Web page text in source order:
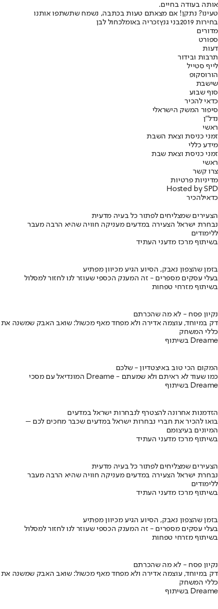
אותה בעודה בחיים.
טעינו? נתקן! אם מצאתם טעות בכתבה, נשמח שתשתפו אותנו
בחירות 2019
בני גנץזכריה באומלכחול לבן
מדורים
ספורט
דעות
תרבות ובידור
לייף סטייל
הורוסקופ
שישבת
סוף שבוע
כדאי להכיר
סיפור המשק הישראלי
נדל"ן
ראשי
זמני כניסת וצאת השבת
מידע כללי
זמני כניסת וצאת שבת
ראשי
צרו קשר
מדיניות פרטיות
Hosted by SPD
כדאילהכיר
הצעירים שמצליחים לפתור כל בעיה מדעית
נבחרת ישראל הצעירה במדעים מעניקה חוויה שהיא הרבה מעבר
ללימודים
בשיתוף מרכז מדעני העתיד
בזמן שהצפון נאבק, הסיוע הגיע מכיוון מפתיע
בעלי עסקים מספרים - זה המענק הכספי שעוזר לנו לחזור למסלול
בשיתוף מזרחי טפחות
נקיון פסח - לא מה שהכרתם
דק במיוחד, עוצמה אדירה ולא מפחד מאף מכשול: שואב האבק שמשנה את
כללי המשחק
בשיתוף Dreame
המקום הכי טוב באיצטדיון - שלכם
המונדיאל עם מסכי Dreame - כמו שעוד לא ראיתם ולא שמעתם
בשיתוף Dreame
הזדמנות אחרונה להצטרף לנבחרות ישראל במדעים
בואו להכיר את חברי נבחרות ישראל במדעים שכבר מחכים לכם –
המיונים בעיצומם
בשיתוף מרכז מדעני העתיד
הצעירים שמצליחים לפתור כל בעיה מדעית
נבחרת ישראל הצעירה במדעים מעניקה חוויה שהיא הרבה מעבר
ללימודים
בשיתוף מרכז מדעני העתיד
בזמן שהצפון נאבק, הסיוע הגיע מכיוון מפתיע
בעלי עסקים מספרים - זה המענק הכספי שעוזר לנו לחזור למסלול
בשיתוף מזרחי טפחות
נקיון פסח - לא מה שהכרתם
דק במיוחד, עוצמה אדירה ולא מפחד מאף מכשול: שואב האבק שמשנה את
כללי המשחק
בשיתוף Dreame